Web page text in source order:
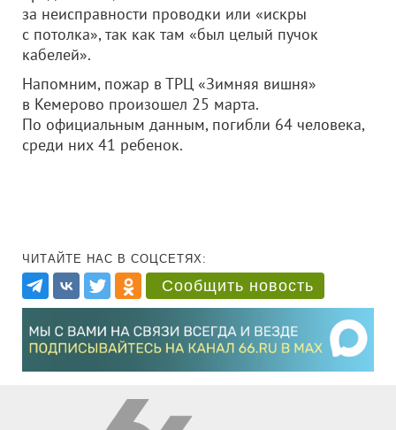
за неисправности проводки или «искры
с потолка», так как там «был целый пучок
кабелей».
Напомним, пожар в ТРЦ «Зимняя вишня»
в Кемерово произошел 25 марта.
По официальным данным, погибли 64 человека,
среди них 41 ребенок.
ЧИТАЙТЕ НАС В СОЦСЕТЯХ:
Сообщить новость